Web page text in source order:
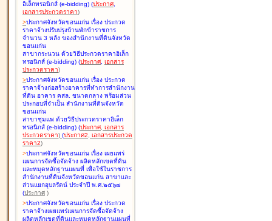
อิเล็กทรอนิกส์ (e-bidding) (ประกาศ,
เอกสารประกวดราคา)
>ประกาศจังหวัดขอนแก่น เรื่อง ประกวด
ราคาจ้างปรับปรุงบ้านพักข้าราชการ
จำนวน 3 หลัง ของสำนักงานที่ดินจังหวัด
ขอนแก่น
สาขากระนวน ด้วยวิธีประกวดราคาอิเล็ก
ทรอนิกส์ (e-bidding) (ประกาศ, เอกสาร
ประกวดราคา)
>ประกาศจังหวัดขอนแก่น เรื่อง ประกวด
ราคาจ้างก่อสร้างอาคารที่ทำการสำนักงาน
ที่ดิน อาคาร คสล. ขนาดกลาง พร้อมส่วน
ประกอบที่จำเป็น สำนักงานที่ดินจังหวัด
ขอนแก่น
สาขาชุมแพ ด้วยวิธีประกวดราคาอิเล็ก
ทรอนิกส์ (e-bidding) (ประกาศ, เอกสาร
ประกวดราคา) (ประกาศ2, เอกสารประกวด
ราคา2)
>ประกาศจังหวัดขอนแก่น เรื่อง เผยแพร่
แผนการจัดซื้อจัดจ้าง ผลิตหลักเขตที่ดิน
และหมุดหลักฐานแผนที่ เพื่อใช้ในราชการ
สำนักงานที่ดินจังหวัดขอนแก่น สาขาและ
ส่วนแยกอุบลรัตน์ ประจำปี พ.ศ.๒๕๖๗
(ประกาศ )
>ประกาศจังหวัดขอนแก่น เรื่อง ประกวด
ราคาจ้างเผยแพร่แผนการจัดซื้อจัดจ้าง
ผลิตหลักเขตที่ดินและหมุดหลักฐานแผนที่